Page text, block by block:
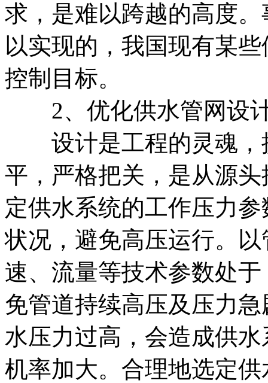
求，是难以跨越的高度
以实现的，我国现有某
控制目标。
2、优化供水管网设
设计是工程的灵魂，
平，严格把关，是从源
定供水系统的工作压力
状况，避免高压运行。
速、流量等技术参数处
免管道持续高压及压力
水压力过高，会造成供
机率加大。合理地选定